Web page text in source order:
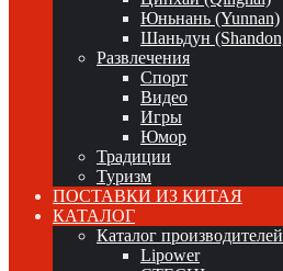
Юньнань (Yunnan)
Шаньдун
Развлечения
Спорт
Видео
Игры
Юмор
Традиции
Туризм
ПОСТАВКИ ИЗ КИТАЯ
КАТАЛОГ
Каталог
Lipower